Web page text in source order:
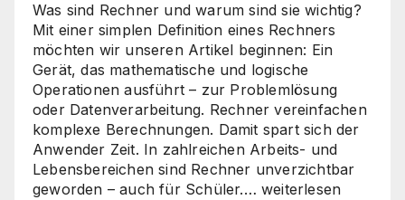
Was sind Rechner und warum sind sie wichtig?
Mit einer simplen Definition eines Rechners
möchten wir unseren Artikel beginnen: Ein
Gerät, das mathematische und logische
Operationen ausführt – zur Problemlösung
oder Datenverarbeitung. Rechner vereinfachen
komplexe Berechnungen. Damit spart sich der
Anwender Zeit. In zahlreichen Arbeits- und
Lebensbereichen sind Rechner unverzichtbar
geworden – auch für Schüler.… Die
weiterlesen